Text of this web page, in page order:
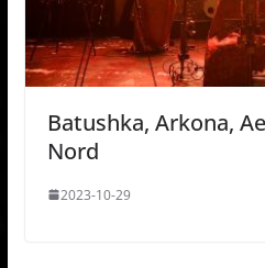
Batushka, Arkona,
Nord
2023-10-29